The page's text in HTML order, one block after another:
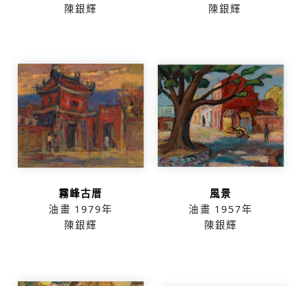
陳銀輝
陳銀輝
霧峰古厝
油畫 1979年
陳銀輝
風景
油畫 1957年
陳銀輝